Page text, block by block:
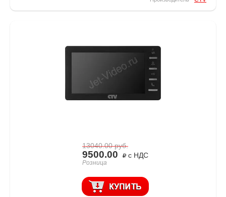
13040.00руб.
9500.00 с НДС
Розница